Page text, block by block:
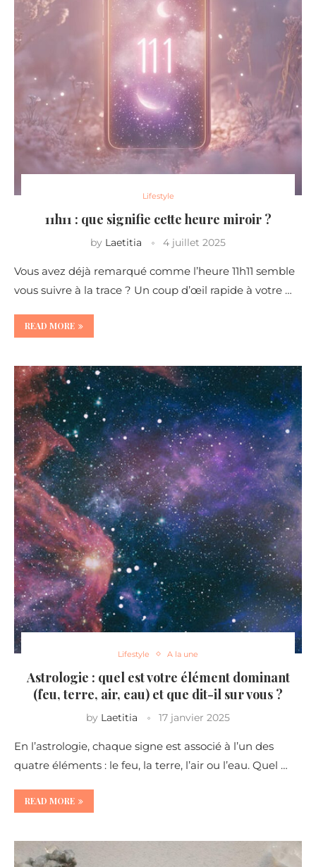
Lifestyle
11h11 : que signifie cette heure miroir ?
by Laetitia 4 juillet 2025
Vous avez déjà remarqué comme l’heure 11h11 semble
vous suivre à la trace ? Un coup d’œil rapide à votre …
READ MORE
Lifestyle A la une
Astrologie : quel est votre élément dominant
(feu, terre, air, eau) et que dit-il sur vous ?
by Laetitia 17 janvier 2025
En l’astrologie, chaque signe est associé à l’un des
quatre éléments : le feu, la terre, l’air ou l’eau. Quel …
READ MORE